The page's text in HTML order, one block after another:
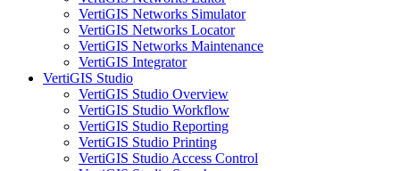
VertiGIS Networks Simulator
VertiGIS Networks Locator
VertiGIS Networks Maintenance
VertiGIS Integrator
VertiGIS Studio
VertiGIS Studio Overview
VertiGIS Studio Workflow
VertiGIS Studio Reporting
VertiGIS Studio Printing
VertiGIS Studio Access Control